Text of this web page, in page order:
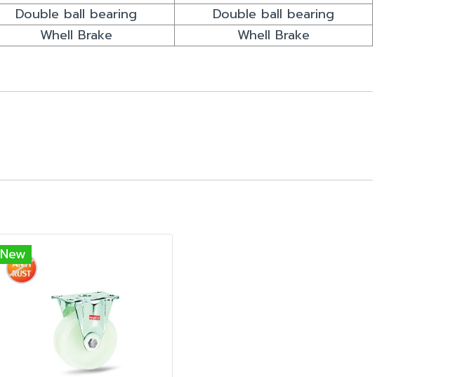
Double ball bearing
Double ball bearing
Whell Brake Whell Brake
New